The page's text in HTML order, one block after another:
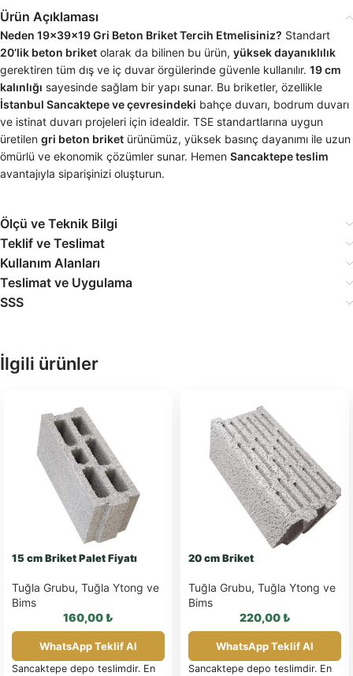
Ürün Açıklaması
Neden 19x39x19 Gri Beton Briket Tercih Etmelisiniz? Standart
20’lik beton briket olarak da bilinen bu ürün, yüksek dayanıklılık
gerektiren tüm dış ve iç duvar örgülerinde güvenle kullanılır. 19 cm
kalınlığı sayesinde sağlam bir yapı sunar. Bu briketler, özellikle
İstanbul Sancaktepe ve çevresindeki bahçe duvarı, bodrum duvarı
ve istinat duvarı projeleri için idealdir. TSE standartlarına uygun
üretilen gri beton briket ürünümüz, yüksek basınç dayanımı ile uzun
ömürlü ve ekonomik çözümler sunar. Hemen Sancaktepe teslim
avantajıyla siparişinizi oluşturun.
Ölçü ve Teknik Bilgi
Teklif ve Teslimat
Kullanım Alanları
Teslimat ve Uygulama
SSS
İlgili ürünler
15 cm Briket Palet Fiyatı
Tuğla Grubu, Tuğla Ytong ve
Bims
160,00₺
WhatsApp Teklif Al
Sancaktepe depo teslimdir. En
20 cm Briket
Tuğla Grubu, Tuğla Ytong ve
Bims
220,00₺
WhatsApp Teklif Al
Sancaktepe depo teslimdir. En